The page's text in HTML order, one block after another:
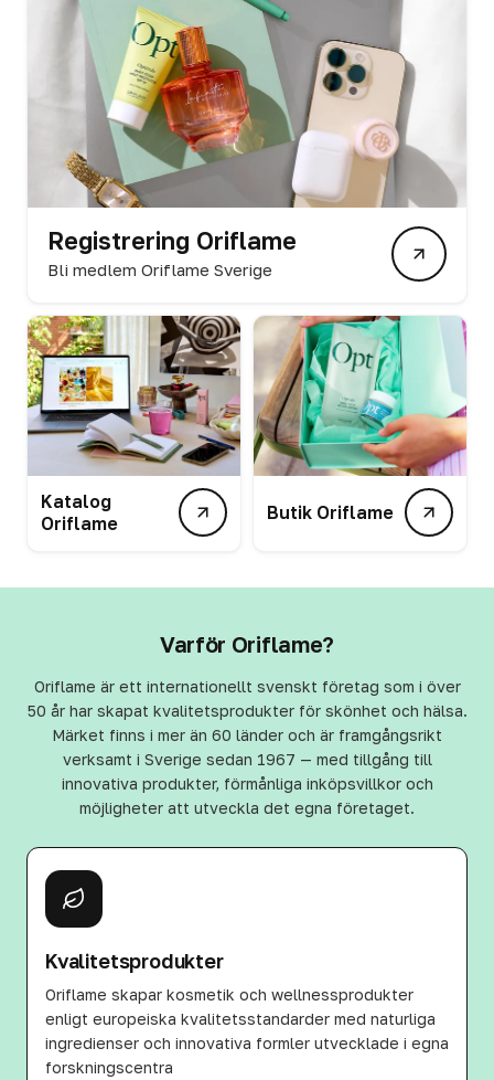
Registrering Oriflame
Bli medlem Oriflame Sverige
Katalog
Oriflame
Butik Oriflame
Varför Oriflame?
Oriflame är ett internationellt svenskt företag som i över
50 år har skapat kvalitetsprodukter för skönhet och hälsa.
Märket finns i mer än 60 länder och är framgångsrikt
verksamt i Sverige sedan 1967 — med tillgång till
innovativa produkter, förmånliga inköpsvillkor och
möjligheter att utveckla det egna företaget.
Kvalitetsprodukter
Oriflame skapar kosmetik och wellnessprodukter
enligt europeiska kvalitetsstandarder med naturliga
ingredienser och innovativa formler utvecklade i egna
forskningscentra